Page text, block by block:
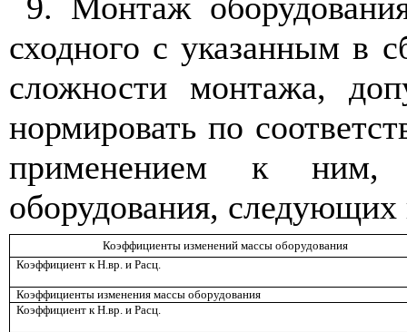
сходного с указанным в
сложности монтажа,
нормировать по
применением к
оборудования,
Коэффициенты изменений массы оборудования
Коэффициент к Н.вр. и Расц.
Коэффициенты изменения массы оборудования
Коэффициент к Н.вр. и Расц.